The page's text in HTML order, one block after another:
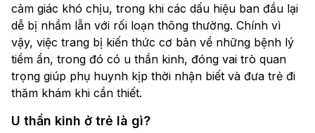
cảm giác khó chịu, trong khi các dấu hiệu ban đầu lại
dễ bị nhầm lẫn với rối loạn thông thường. Chính vì
vậy, việc trang bị kiến thức cơ bản về những bệnh lý
tiềm ẩn, trong đó có u thần kinh, đóng vai trò quan
trọng giúp phụ huynh kịp thời nhận biết và đưa trẻ đi
thăm khám khi cần thiết.
U thần kinh ở trẻ là gì?